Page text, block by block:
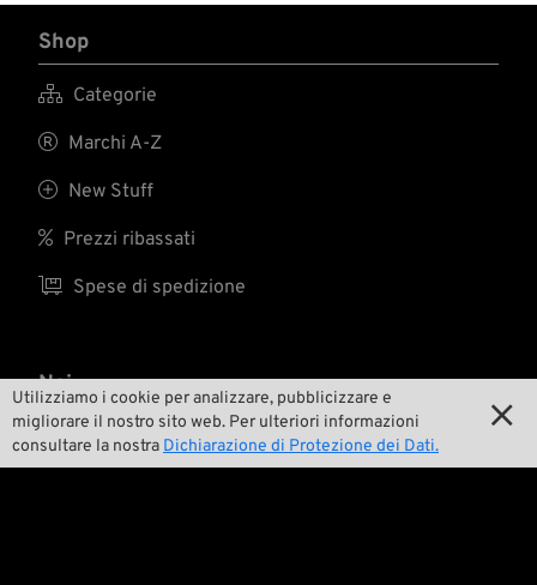
Utilizziamo i cookie per analizzare, pubblicizzare e
migliorare il nostro sito web. Per ulteriori informazioni
consultare la nostra Dichiarazione di Protezione dei Dati.

Shop
 Categorie
 Marchi A-Z
 New Stuff
 Prezzi ribassati
 Spese di spedizione
Noi
 Contatto